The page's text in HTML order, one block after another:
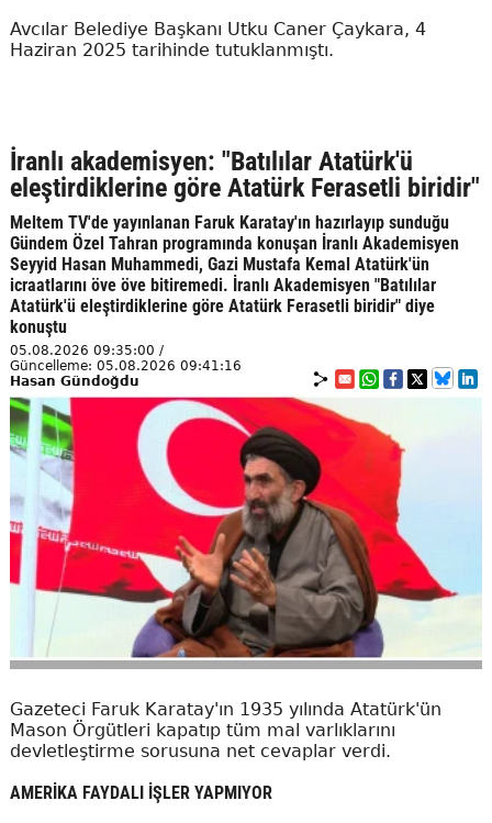
Avcılar Belediye Başkanı Utku Caner Çaykara, 4
Haziran 2025 tarihinde tutuklanmıştı.
İranlı akademisyen: "Batılılar Atatürk'ü
eleştirdiklerine göre Atatürk Ferasetli biridir"
Meltem TV'de yayınlanan Faruk Karatay'ın hazırlayıp sunduğu
Gündem Özel Tahran programında konuşan İranlı Akademisyen
Seyyid Hasan Muhammedi, Gazi Mustafa Kemal Atatürk'ün
icraatlarını öve öve bitiremedi. İranlı Akademisyen "Batılılar
Atatürk'ü eleştirdiklerine göre Atatürk Ferasetli biridir" diye
konuştu
05.08.2026 09:35:00 /
Güncelleme: 05.08.2026 09:41:16
Hasan Gündoğdu
Gazeteci Faruk Karatay'ın 1935 yılında Atatürk'ün
Mason Örgütleri kapatıp tüm mal varlıklarını
devletleştirme sorusuna net cevaplar verdi.
AMERİKA FAYDALI İŞLER YAPMIYOR